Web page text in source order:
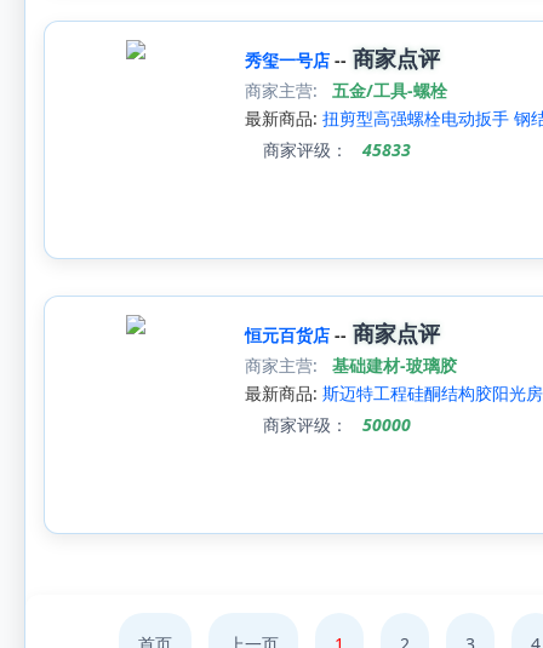
秀玺一号店 -- 商家点评
商家主营:
五金/工具-螺栓
最新商品: 扭剪型高强螺栓电动扳手 钢
商家评级：
45833
恒元百货店 -- 商家点评
商家主营:
基础建材-玻璃胶
最新商品: 斯迈特工程硅酮结构胶阳光
商家评级：
50000